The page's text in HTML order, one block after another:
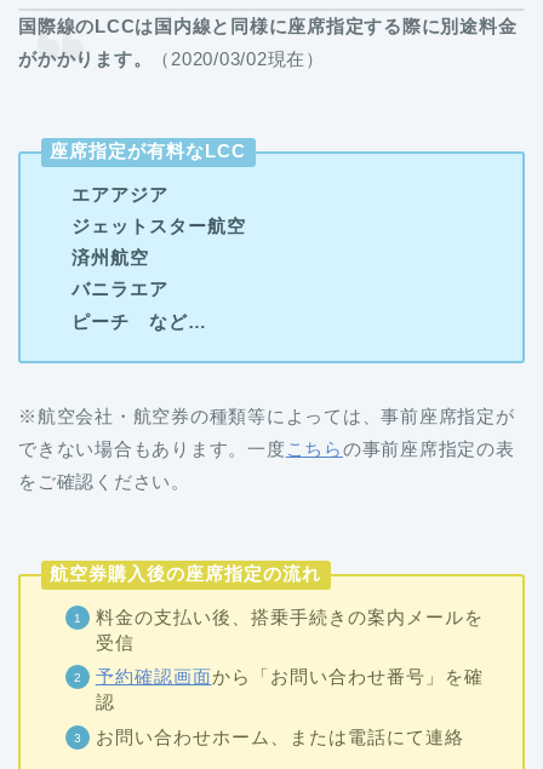
国際線のLCCは国内線と同様に座席指定する際に別途料金
がかかります。
（2020/03/02現在）
座席指定が有料なLCC
エアアジア
ジェットスター航空
済州航空
バニラエア
ピーチ など…
※航空会社・航空券の種類等によっては、事前座席指定が
できない場合もあります。一度こちらの事前座席指定の表
をご確認ください。
航空券購入後の座席指定の流れ
料金の支払い後、搭乗手続きの案内メールを
受信
予約確認画面から「お問い合わせ番号」を確
認
お問い合わせホーム、または電話にて連絡